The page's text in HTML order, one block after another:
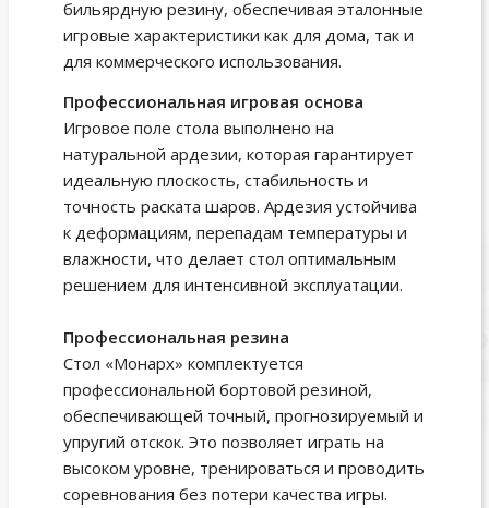
бильярдную резину, обеспечивая эталонные
игровые характеристики как для дома, так и
для коммерческого использования.
Профессиональная игровая основа
Игровое поле стола выполнено на
натуральной ардезии, которая гарантирует
идеальную плоскость, стабильность и
точность раската шаров. Ардезия устойчива
к деформациям, перепадам температуры и
влажности, что делает стол оптимальным
решением для интенсивной эксплуатации.
Профессиональная резина
Стол «Монарх» комплектуется
профессиональной бортовой резиной,
обеспечивающей точный, прогнозируемый и
упругий отскок. Это позволяет играть на
высоком уровне, тренироваться и проводить
соревнования без потери качества игры.